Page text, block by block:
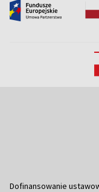
Dofinansowanie